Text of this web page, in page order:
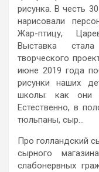
рисунка. В честь
нарисовали
Жар-птицу,
Выставка
творческого
июне 2019 года
рисунки наших
школы: как они
Естественно, в
тюльпаны, сыр…
Про голландский
сырного
слабонервных